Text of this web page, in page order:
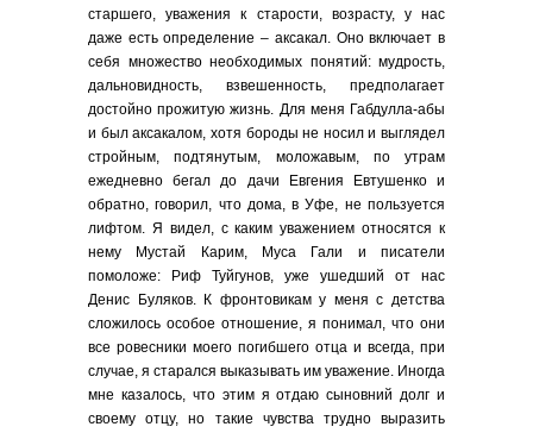
старшего, уважения к старости, возрасту, у нас
даже есть определение – аксакал. Оно включает в
себя множество необходимых понятий: мудрость,
дальновидность, взвешенность, предполагает
достойно прожитую жизнь. Для меня Габдулла-абы
и был аксакалом, хотя бороды не носил и выглядел
стройным, подтянутым, моложавым, по утрам
ежедневно бегал до дачи Евгения Евтушенко и
обратно, говорил, что дома, в Уфе, не пользуется
лифтом. Я видел, с каким уважением относятся к
нему Мустай Карим, Муса Гали и писатели
помоложе: Риф Туйгунов, уже ушедший от нас
Денис Буляков. К фронтовикам у меня с детства
сложилось особое отношение, я понимал, что они
все ровесники моего погибшего отца и всегда, при
случае, я старался выказывать им уважение. Иногда
мне казалось, что этим я отдаю сыновний долг и
своему отцу, но такие чувства трудно выразить